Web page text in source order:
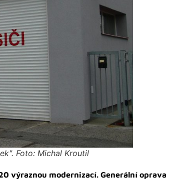
Foto: Michal Kroutil
výraznou modernizací. Generální oprava